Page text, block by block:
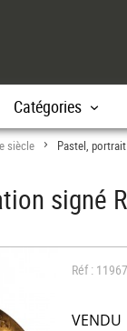
Catégories
siècle > Pastel,
signé
Réf :
VENDU